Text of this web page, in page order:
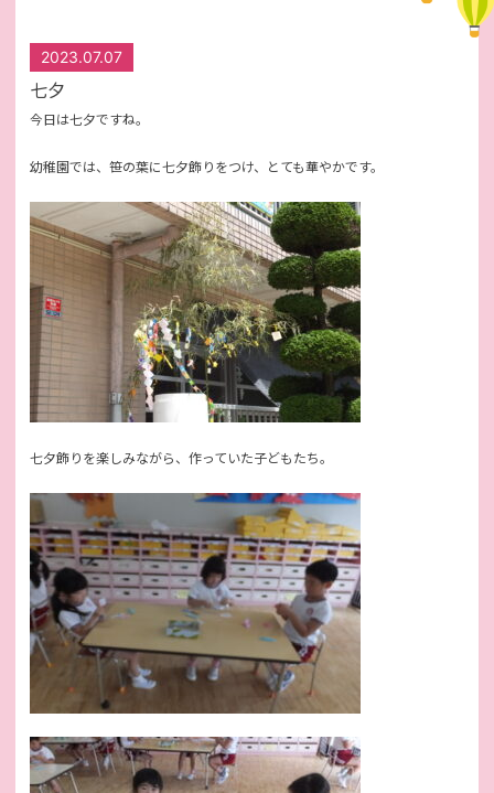
2023.07.07
七夕
今日は七夕ですね。
幼稚園では、笹の葉に七夕飾りをつけ、とても華やかです。
七夕飾りを楽しみながら、作っていた子どもたち。